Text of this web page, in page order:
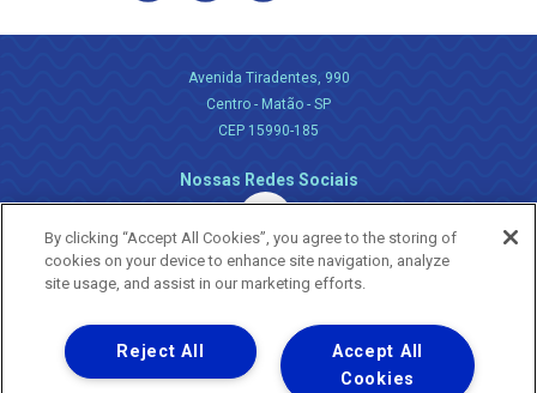
Avenida Tiradentes, 990
Centro - Matão - SP
CEP 15990-185
Nossas Redes Sociais
Uma empresa
Copyright ® 2026 - Todos os Direitos Reservados.
By clicking “Accept All Cookies”, you agree to the storing of
cookies on your device to enhance site navigation, analyze
site usage, and assist in our marketing efforts.
Accept All
Cookies
Reject All